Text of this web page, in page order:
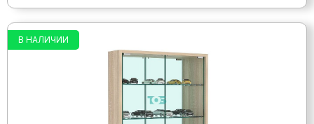
В НАЛИЧИИ